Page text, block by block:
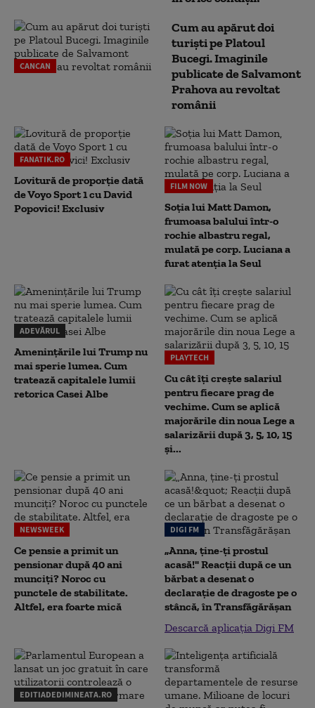
CANCAN
Cum au apărut doi
turiști pe Platoul
Bucegi. Imaginile
publicate de Salvamont
Prahova au revoltat
românii
FANATIK.RO
Lovitură de proporție dată
de Voyo Sport 1 cu David
Popovici! Exclusiv
FILM NOW
Soția lui Matt Damon,
frumoasa balului într-o
rochie albastru regal,
mulată pe corp. Luciana a
furat atenția la Seul
ADEVĂRUL
Amenințările lui Trump nu
mai sperie lumea. Cum
tratează capitalele lumii
retorica Casei Albe
PLAYTECH
Cu cât îți crește salariul
pentru fiecare prag de
vechime. Cum se aplică
majorările din noua Lege a
salarizării după 3, 5, 10, 15
și...
NEWSWEEK
Ce pensie a primit un
pensionar după 40 ani
munciți? Noroc cu
punctele de stabilitate.
Altfel, era foarte mică
DIGI FM
„Anna, ţine-ţi prostul
acasă!" Reacţii după ce un
bărbat a desenat o
declaraţie de dragoste pe o
stâncă, în Transfăgărăşan
Descarcă aplicația Digi FM
EDITIADEDIMINEATA.RO